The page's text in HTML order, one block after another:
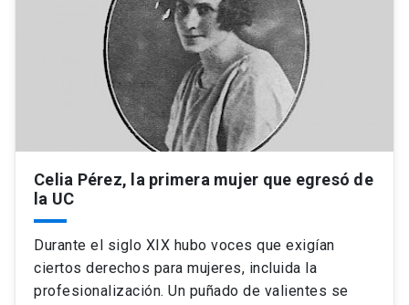
Celia Pérez, la primera mujer que egresó de
la UC
Durante el siglo XIX hubo voces que exigían
ciertos derechos para mujeres, incluida la
profesionalización. Un puñado de valientes se